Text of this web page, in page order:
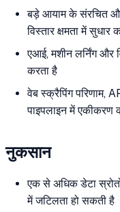
बड़े आयाम के संरचित
विस्तार क्षमता में सुधार
एआई, मशीन लर्निंग और
करता है
वेब स्क्रैपिंग परिणाम,
पाइपलाइन में एकीकरण
नुकसान
एक से अधिक डेटा
में जटिलता हो सकती है